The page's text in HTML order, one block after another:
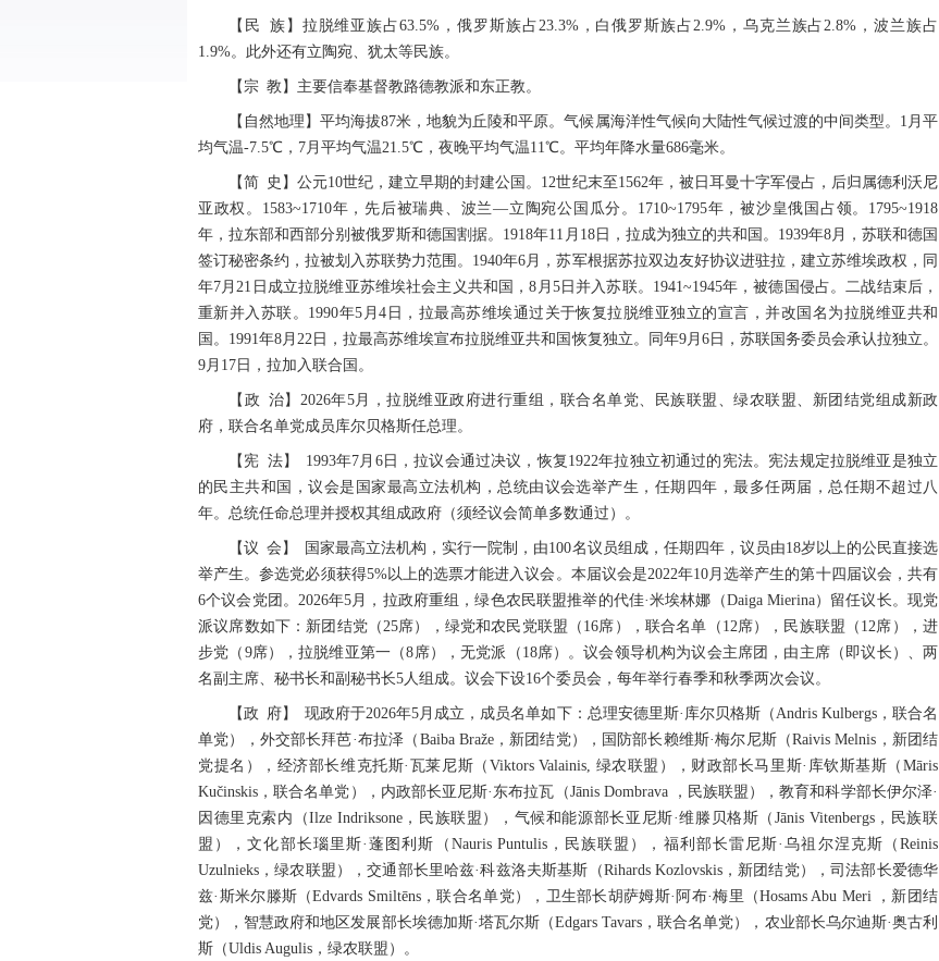
【民 族】拉脱维亚族占63.5%，俄罗斯族占23.3%，白俄罗斯族占2.9%，乌克兰族占2.8%，波兰族占
1.9%。此外还有立陶宛、犹太等民族。
【宗 教】主要信奉基督教路德教派和东正教。
【自然地理】平均海拔87米，地貌为丘陵和平原。气候属海洋性气候向大陆性气候过渡的中间类型。1月平
均气温-7.5℃，7月平均气温21.5℃，夜晚平均气温11℃。平均年降水量686毫米。
【简 史】公元10世纪，建立早期的封建公国。12世纪末至1562年，被日耳曼十字军侵占，后归属德利沃尼
亚政权。1583~1710年，先后被瑞典、波兰—立陶宛公国瓜分。1710~1795年，被沙皇俄国占领。1795~1918
年，拉东部和西部分别被俄罗斯和德国割据。1918年11月18日，拉成为独立的共和国。1939年8月，苏联和德国
签订秘密条约，拉被划入苏联势力范围。1940年6月，苏军根据苏拉双边友好协议进驻拉，建立苏维埃政权，同
年7月21日成立拉脱维亚苏维埃社会主义共和国，8月5日并入苏联。1941~1945年，被德国侵占。二战结束后，
重新并入苏联。1990年5月4日，拉最高苏维埃通过关于恢复拉脱维亚独立的宣言，并改国名为拉脱维亚共和
国。1991年8月22日，拉最高苏维埃宣布拉脱维亚共和国恢复独立。同年9月6日，苏联国务委员会承认拉独立。
9月17日，拉加入联合国。
【政 治】2026年5月，拉脱维亚政府进行重组，联合名单党、民族联盟、绿农联盟、新团结党组成新政
府，联合名单党成员库尔贝格斯任总理。
【宪 法】 1993年7月6日，拉议会通过决议，恢复1922年拉独立初通过的宪法。宪法规定拉脱维亚是独立
的民主共和国，议会是国家最高立法机构，总统由议会选举产生，任期四年，最多任两届，总任期不超过八
年。总统任命总理并授权其组成政府（须经议会简单多数通过）。
【议 会】 国家最高立法机构，实行一院制，由100名议员组成，任期四年，议员由18岁以上的公民直接选
举产生。参选党必须获得5%以上的选票才能进入议会。本届议会是2022年10月选举产生的第十四届议会，共有
6个议会党团。2026年5月，拉政府重组，绿色农民联盟推举的代佳·米埃林娜（Daiga Mierina）留任议长。现党
派议席数如下：新团结党（25席），绿党和农民党联盟（16席），联合名单（12席），民族联盟（12席），进
步党（9席），拉脱维亚第一（8席），无党派（18席）。议会领导机构为议会主席团，由主席（即议长）、两
名副主席、秘书长和副秘书长5人组成。议会下设16个委员会，每年举行春季和秋季两次会议。
【政 府】 现政府于2026年5月成立，成员名单如下：总理安德里斯·库尔贝格斯（Andris Kulbergs，联合名
单党），外交部长拜芭·布拉泽（Baiba Braže，新团结党），国防部长赖维斯·梅尔尼斯（Raivis Melnis，新团结
党提名），经济部长维克托斯·瓦莱尼斯（Viktors Valainis, 绿农联盟），财政部长马里斯·库钦斯基斯（Māris
Kučinskis，联合名单党），内政部长亚尼斯·东布拉瓦（Jānis Dombrava ，民族联盟），教育和科学部长伊尔泽·
因德里克索内（Ilze Indriksone，民族联盟），气候和能源部长亚尼斯·维滕贝格斯（Jānis Vitenbergs，民族联
盟），文化部长瑙里斯·蓬图利斯（Nauris Puntulis，民族联盟），福利部长雷尼斯·乌祖尔涅克斯（Reinis
Uzulnieks，绿农联盟），交通部长里哈兹·科兹洛夫斯基斯（Rihards Kozlovskis，新团结党），司法部长爱德华
兹·斯米尔滕斯（Edvards Smiltēns，联合名单党），卫生部长胡萨姆斯·阿布·梅里（Hosams Abu Meri ，新团结
党），智慧政府和地区发展部长埃德加斯·塔瓦尔斯（Edgars Tavars，联合名单党），农业部长乌尔迪斯·奥古利
斯（Uldis Augulis，绿农联盟）。